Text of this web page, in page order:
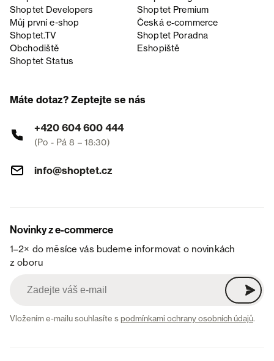
Shoptet Developers
Shoptet Premium
Můj první e-shop
Česká e‑commerce
Shoptet.TV
Shoptet Poradna
Obchodiště
Eshopiště
Shoptet Status
Máte dotaz? Zeptejte se nás
+420 604 600 444
(Po - Pá 8 – 18:30)
info@shoptet.cz
Novinky z e-commerce
1–2× do měsíce vás budeme informovat o novinkách
z oboru
Vložením e-mailu souhlasíte spodmínkami ochrany osobních údajů.